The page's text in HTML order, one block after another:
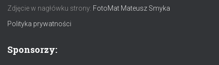
Zdjęcie w nagłówku strony: FotoMat Mateusz Smyka
Polityka prywatności
Sponsorzy: